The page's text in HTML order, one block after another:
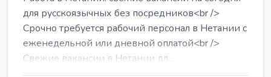
для русскоязычных без посредников<br />
Срочно требуется рабочий персонал в Нетании с
еженедельной или дневной оплатой<br />
Свежие вакансии в Нетании дл...